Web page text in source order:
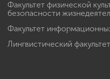
Факультет физической
безопасности
Факультет
Лингвистический факультет